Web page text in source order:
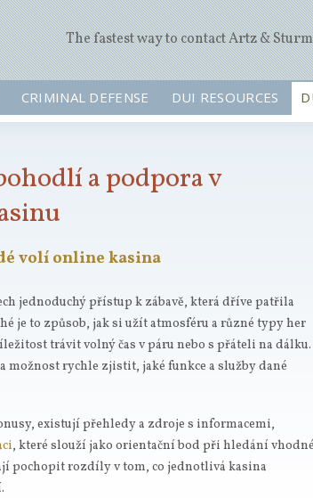
The fastest way to contact Artz &
CRIMINAL DEFENSE DUI RESOURCES
a podpora v
volí online kasina
jednoduchý přístup k zábavě, která dříve patřila
je to způsob, jak si užít atmosféru a různé typy her
trávit volný čas v páru nebo s přáteli na dálku.
možnost rychle zjistit, jaké funkce a služby dané
existují přehledy a zdroje s informacemi,
, které slouží jako orientační bod při hledání vhodné
pochopit rozdíly v tom, co jednotlivá kasina